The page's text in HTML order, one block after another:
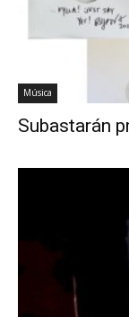
Música
Subastarán